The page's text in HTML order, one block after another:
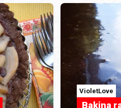
VioletLove
Bakina